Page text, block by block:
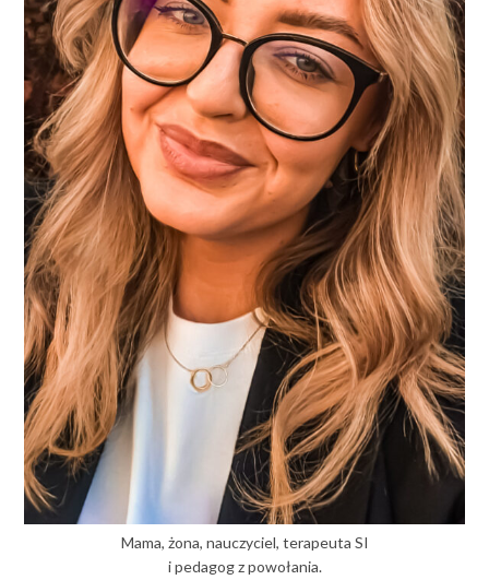
Mama, żona, nauczyciel, terapeuta SI
i pedagog z powołania.